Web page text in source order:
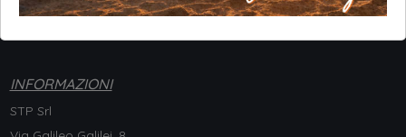
INFORMAZIONI
STP Srl